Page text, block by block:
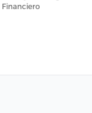
Financiero